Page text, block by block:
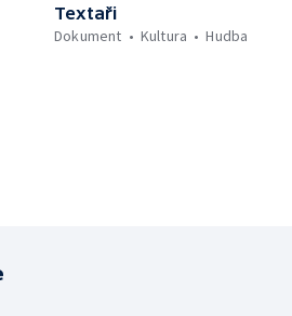
Textaři
Dokument
Kultura Hudba